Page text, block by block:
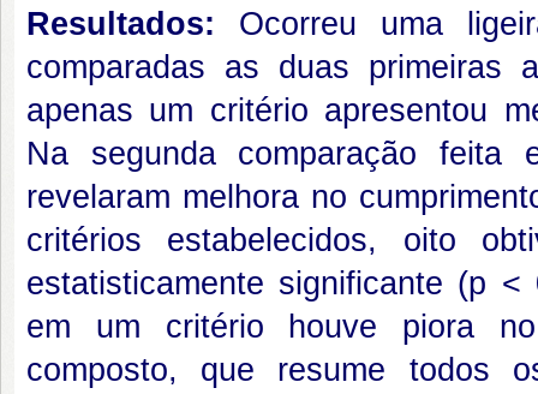
Resultados: Ocorreu uma
comparadas as duas primeiras
apenas um critério apresentou
Na segunda comparação
revelaram melhora no
critérios estabelecidos, oito
estatisticamente significante (p
em um critério houve piora
composto, que resume todos